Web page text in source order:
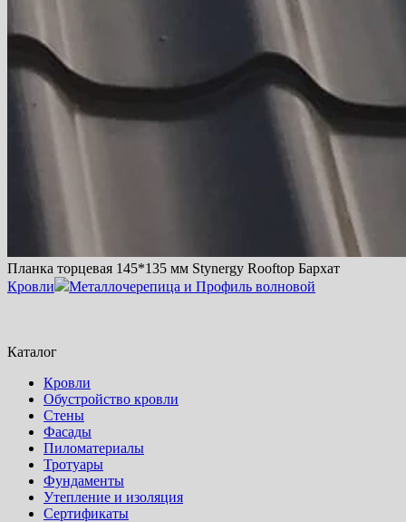
Планка торцевая 145*135 мм Stynergy Rooftop Бархат
Кровли
Металлочерепица и Профиль волновой
Каталог
Кровли
Обустройство кровли
Стены
Фасады
Пиломатериалы
Тротуары
Фундаменты
Утепление и изоляция
Сертификаты